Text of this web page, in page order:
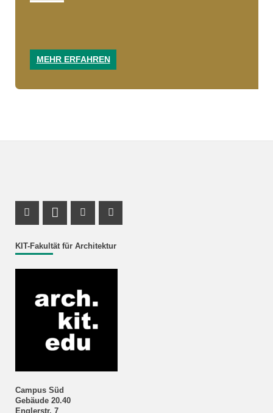
MEHR ERFAHREN
KIT-Fakultät für Architektur
Campus Süd
Gebäude 20.40
Instagram Profil
LinkedIn Profil
Youtube Profil
Facebook Profil